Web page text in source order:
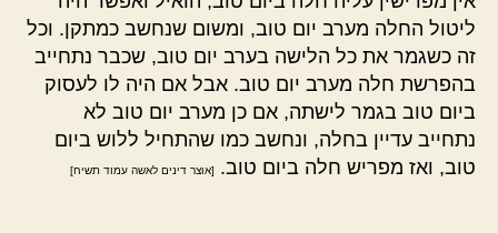
ליטול החלה מערב יום טוב, ומשום שנחשב כמתקן. וכל
זה כשגמר את כל הלישה בערב יום טוב, שכבר נתחייב
בהפרשת חלה מערב יום טוב. אבל אם היה לו לעסוק
ביום טוב בגמר לישתה, אם כן מערב יום טוב לא
נתחייב עדיין בחלה, ונחשב כמו שהתחיל ללוש ביום
טוב, ואז מפריש חלה ביום טוב.
[אוצר דינים לאשה עמוד תשיח]